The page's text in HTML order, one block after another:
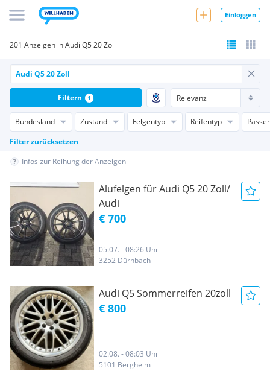
Einloggen
201 Anzeigen in Audi Q5 20 Zoll
Bundesland Zustand Felgentyp Reifentyp
Filter zurücksetzen
Filtern 1
Infos zur Reihung der Anzeigen
Alufelgen für Audi Q5 20 Zoll/
Audi
€ 700
05.07. - 08:26 Uhr
3252 Dürnbach
Audi Q5 Sommerreifen 20zoll
€ 800
02.08. - 08:03 Uhr
5101 Bergheim